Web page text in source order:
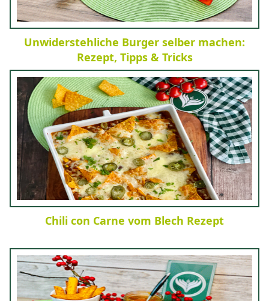
Unwiderstehliche Burger selber machen:
Rezept, Tipps & Tricks
Chili con Carne vom Blech Rezept